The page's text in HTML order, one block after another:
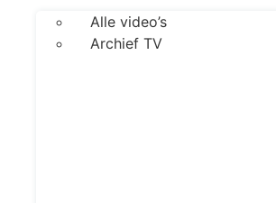
Alle video’s
Archief TV